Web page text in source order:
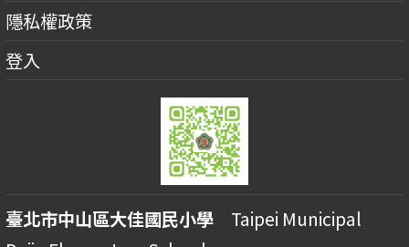
隱私權政策
登入
臺北市中山區大佳國民小學 Taipei Municipal